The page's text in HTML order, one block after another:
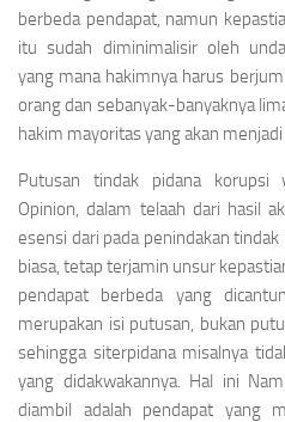
berbeda pendapat, namun
itu sudah diminimalisir oleh
yang mana hakimnya harus
orang dan sebanyak-banyaknya
hakim mayoritas yang akan
Putusan tindak pidana korupsi
Opinion, dalam telaah dari hasil
esensi dari pada penindakan
biasa, tetap terjamin unsur
pendapat berbeda yang
merupakan isi putusan, bukan
sehingga siterpidana misalnya
yang didakwakannya. Hal ini
diambil adalah pendapat yang